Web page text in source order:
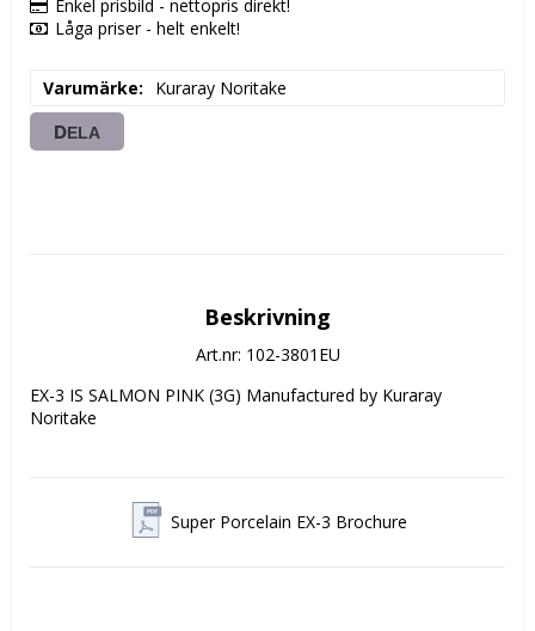
Enkel prisbild - nettopris direkt!
Låga priser - helt enkelt!
Varumärke Kuraray Noritake
DELA
Beskrivning
Art.nr: 102-3801EU
EX-3 IS SALMON PINK (3G) Manufactured by Kuraray
Noritake
Super Porcelain EX-3 Brochure